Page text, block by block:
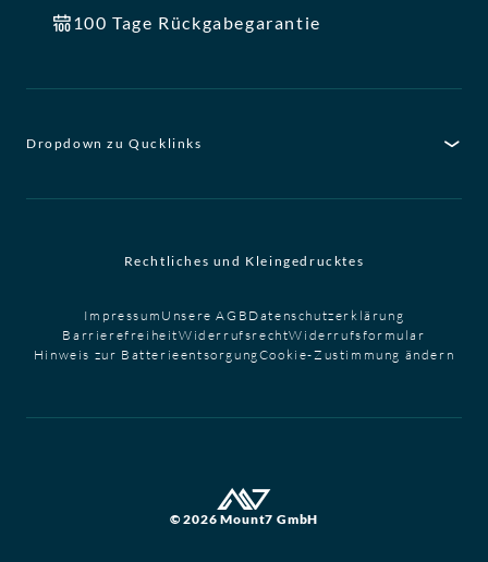
100 Tage Rückgabegarantie
Dropdown zu Qucklinks
Rechtliches und Kleingedrucktes
Impressum Unsere AGB Datenschutzerklärung
BarrierefreiheitWiderrufsrechtWiderrufsformular
Hinweis zur BatterieentsorgungCookie-Zustimmung ändern
© 2026 Mount7 GmbH